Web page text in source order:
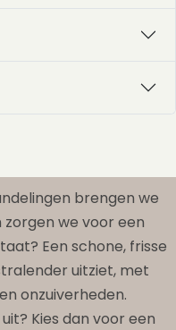
brengen we
zorgen we voor een
Een schone, frisse
uitziet, met
onzuiverheden.
Kies dan voor een